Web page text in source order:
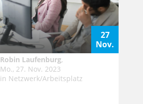
27
Nov.
Robin Laufenburg,
Mo., 27. Nov. 2023
in Netzwerk/Arbeitsplatz